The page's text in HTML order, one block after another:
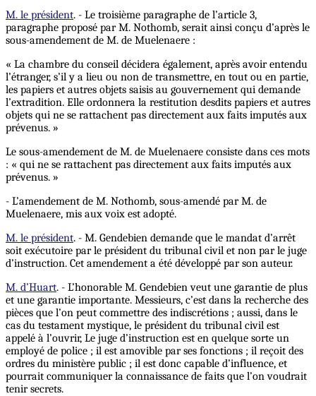
M. le président. - Le troisième paragraphe de l’article 3,
paragraphe proposé par M. Nothomb, serait ainsi conçu d’après le
sous-amendement de M. de Muelenaere :
« La chambre du conseil décidera également, après avoir entendu
l’étranger, s’il y a lieu ou non de transmettre, en tout ou en partie,
les papiers et autres objets saisis au gouvernement qui demande
l’extradition. Elle ordonnera la restitution desdits papiers et autres
objets qui ne se rattachent pas directement aux faits imputés aux
prévenus. »
Le sous-amendement de M. de Muelenaere consiste dans ces mots
: « qui ne se rattachent pas directement aux faits imputés aux
prévenus. »
- L’amendement de M. Nothomb, sous-amendé par M. de
Muelenaere, mis aux voix est adopté.
M. le président. - M. Gendebien demande que le mandat d’arrêt
soit exécutoire par le président du tribunal civil et non par le juge
d’instruction. Cet amendement a été développé par son auteur.
M. d’Huart. - L’honorable M. Gendebien veut une garantie de plus
et une garantie importante. Messieurs, c’est dans la recherche des
pièces que l’on peut commettre des indiscrétions ; aussi, dans le
cas du testament mystique, le président du tribunal civil est
appelé à l’ouvrir, Le juge d’instruction est en quelque sorte un
employé de police ; il est amovible par ses fonctions ; il reçoit des
ordres du ministère public ; il est donc capable d’influence, et
pourrait communiquer la connaissance de faits que l’on voudrait
tenir secrets.